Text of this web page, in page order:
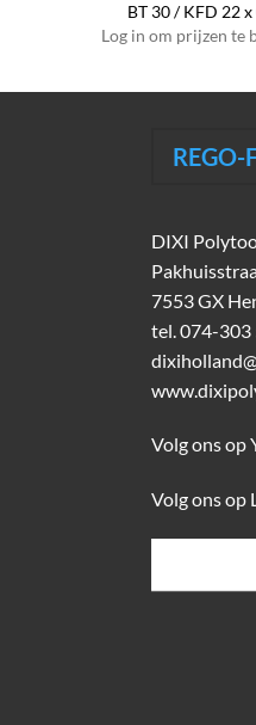
BT 30 / KFD 22
Log in om prijzen te
REGO-
DIXI
7553 GX
tel. 074-303
Volg ons op
Volg ons op